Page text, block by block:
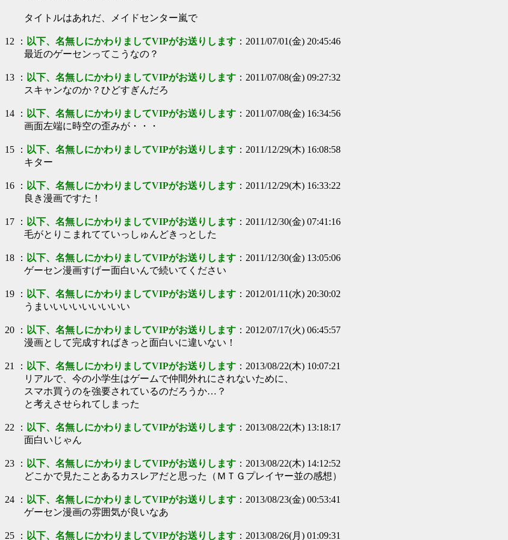
タイトルはあれだ、メイドセンター嵐で
12 ： 以下、名無しにかわりましてVIPがお送りします ： 2011/07/01(金) 20:45:46
最近のゲーセンってこうなの？
13 ： 以下、名無しにかわりましてVIPがお送りします ： 2011/07/08(金) 09:27:32
スキャンなのか？ひどすぎんだろ
14 ： 以下、名無しにかわりましてVIPがお送りします ： 2011/07/08(金) 16:34:56
画面左端に時空の歪みが・・・
15 ： 以下、名無しにかわりましてVIPがお送りします ： 2011/12/29(木) 16:08:58
キター
16 ： 以下、名無しにかわりましてVIPがお送りします ： 2011/12/29(木) 16:33:22
良き漫画ですた！
17 ： 以下、名無しにかわりましてVIPがお送りします ： 2011/12/30(金) 07:41:16
毛がとりこまれてていっしゅんどきっとした
18 ： 以下、名無しにかわりましてVIPがお送りします ： 2011/12/30(金) 13:05:06
ゲーセン漫画すげー面白いんで続いてください
19 ： 以下、名無しにかわりましてVIPがお送りします ： 2012/01/11(水) 20:30:02
うまいいいいいいいいい
20 ： 以下、名無しにかわりましてVIPがお送りします ： 2012/07/17(火) 06:45:57
漫画として完成すればきっと面白いに違いない！
21 ： 以下、名無しにかわりましてVIPがお送りします ： 2013/08/22(木) 10:07:21
リアルで、今の小学生はゲームで仲間外れにされないために、
スマホ買うのを強要されているのだろうか…？
と考えさせられてしまった
22 ： 以下、名無しにかわりましてVIPがお送りします ： 2013/08/22(木) 13:18:17
面白いじゃん
23 ： 以下、名無しにかわりましてVIPがお送りします ： 2013/08/22(木) 14:12:52
どこかで見たことあるカスレアだと思った（ＭＴＧプレイヤー並の感想）
24 ： 以下、名無しにかわりましてVIPがお送りします ： 2013/08/23(金) 00:53:41
ゲーセン漫画の雰囲気が良いなあ
25 ： 以下、名無しにかわりましてVIPがお送りします ： 2013/08/26(月) 01:09:31